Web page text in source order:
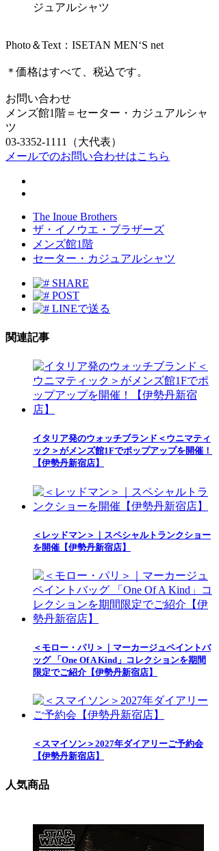
ジュアルシャツ
Photo＆Text：ISETAN MEN‘S net
＊価格はすべて、税込です。
お問い合わせ
メンズ館1階＝セーター・カジュアルシャ
ツ
03-3352-1111（大代表）
メールでのお問い合わせはこちら
The Inoue Brothers
ザ・イノウエ・ブラザーズ
メンズ館1階
セーター・カジュアルシャツ
SHARE
POST
LINEで送る
関連記事
イタリア発のウォッチブランド＜ウニマティ
ック＞がメンズ館1Fでポップアップを開催！
【伊勢丹新宿店】
＜レッドマン＞｜スペシャルトランクショー
を開催【伊勢丹新宿店】
＜モロー・パリ＞｜マーカージュペイントバ
ッグ 「One Of A Kind」コレクションを期間
限定でご紹介【伊勢丹新宿店】
＜スマイソン＞2027年ダイアリーご予約会
【伊勢丹新宿店】
人気商品